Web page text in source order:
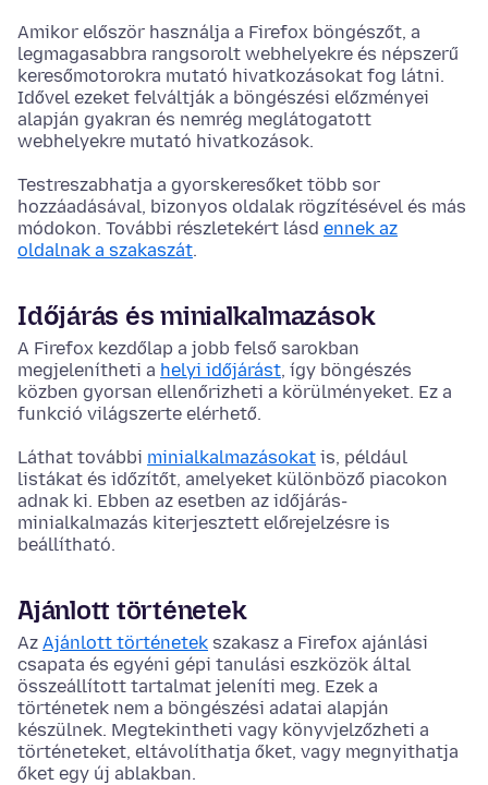
Amikor először használja a Firefox böngészőt, a
legmagasabbra rangsorolt webhelyekre és népszerű
keresőmotorokra mutató hivatkozásokat fog látni.
Idővel ezeket felváltják a böngészési előzményei
alapján gyakran és nemrég meglátogatott
webhelyekre mutató hivatkozások.
Testreszabhatja a gyorskeresőket több sor
hozzáadásával, bizonyos oldalak rögzítésével és más
módokon. További részletekért lásd ennek az
oldalnak a szakaszát.
Időjárás és minialkalmazások
A Firefox kezdőlap a jobb felső sarokban
megjelenítheti a helyi időjárást, így böngészés
közben gyorsan ellenőrizheti a körülményeket. Ez a
funkció világszerte elérhető.
Láthat további minialkalmazásokat is, például
listákat és időzítőt, amelyeket különböző piacokon
adnak ki. Ebben az esetben az időjárás-
minialkalmazás kiterjesztett előrejelzésre is
beállítható.
Ajánlott történetek
Az Ajánlott történetek szakasz a Firefox ajánlási
csapata és egyéni gépi tanulási eszközök által
összeállított tartalmat jeleníti meg. Ezek a
történetek nem a böngészési adatai alapján
készülnek. Megtekintheti vagy könyvjelzőzheti a
történeteket, eltávolíthatja őket, vagy megnyithatja
őket egy új ablakban.